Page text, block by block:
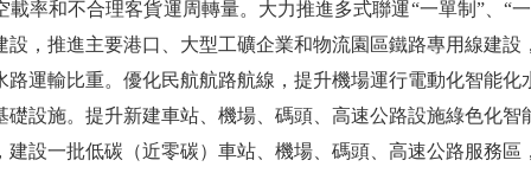
率和不合理客貨運周轉量。大力推進多式聯運“一單制”、“
設，推進主要港口、大型工礦企業和物流園區鐵路專用線建設
路運輸比重。優化民航航路航線，提升機場運行電動化智能化
施。提升新建車站、機場、碼頭、高速公路設施綠色化智
建設一批低碳（近零碳）車站、機場、碼頭、高速公路服務區